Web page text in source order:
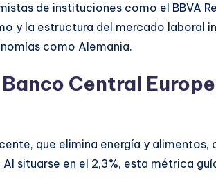
de instituciones como el BBVA
y la estructura del mercado laboral
como Alemania.
Central
que elimina energía y alimentos,
situarse en el 2,3%, esta métrica